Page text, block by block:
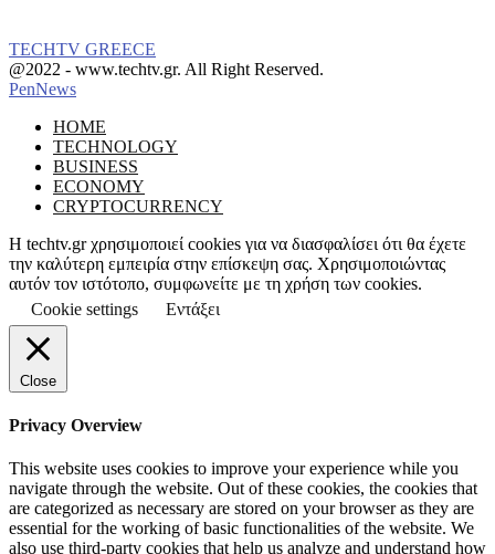
TECHTV GREECE
Facebook
Instagram
@2022 - www.techtv.gr. All Right Reserved.
PenNews
HOME
TECHNOLOGY
BUSINESS
ECONOMY
CRYPTOCURRENCY
Η techtv.gr χρησιμοποιεί cookies για να διασφαλίσει ότι θα έχετε
την καλύτερη εμπειρία στην επίσκεψη σας. Χρησιμοποιώντας
αυτόν τον ιστότοπο, συμφωνείτε με τη χρήση των cookies.
Cookie settings
Εντάξει
Close
Privacy Overview
This website uses cookies to improve your experience while you
navigate through the website. Out of these cookies, the cookies that
are categorized as necessary are stored on your browser as they are
essential for the working of basic functionalities of the website. We
also use third-party cookies that help us analyze and understand how